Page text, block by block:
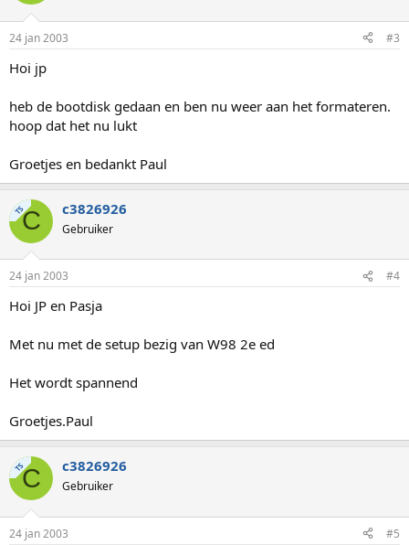
24 jan 2003 #3
Hoi jp
heb de bootdisk gedaan en ben nu weer aan het formateren.
hoop dat het nu lukt
Groetjes en bedankt Paul
TSC c3826926
Gebruiker
24 jan 2003 #4
Hoi JP en Pasja
Met nu met de setup bezig van W98 2e ed
Het wordt spannend
Groetjes.Paul
TSC c3826926
Gebruiker
24 jan 2003 #5